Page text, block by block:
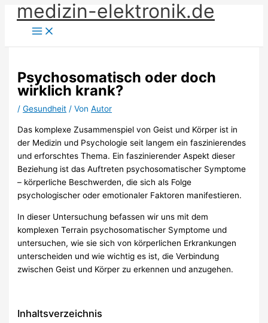
Zum
Inhalt
springen
medizin-elektronik.de
Psychosomatisch oder doch
wirklich krank?
/Gesundheit / VonAutor
Das komplexe Zusammenspiel von Geist und Körper ist in
der Medizin und Psychologie seit langem ein faszinierendes
und erforschtes Thema. Ein faszinierender Aspekt dieser
Beziehung ist das Auftreten psychosomatischer Symptome
– körperliche Beschwerden, die sich als Folge
psychologischer oder emotionaler Faktoren manifestieren.
In dieser Untersuchung befassen wir uns mit dem
komplexen Terrain psychosomatischer Symptome und
untersuchen, wie sie sich von körperlichen Erkrankungen
unterscheiden und wie wichtig es ist, die Verbindung
zwischen Geist und Körper zu erkennen und anzugehen.
Inhaltsverzeichnis